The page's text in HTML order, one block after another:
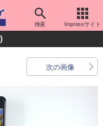
検索 Impressサイト
次の画像